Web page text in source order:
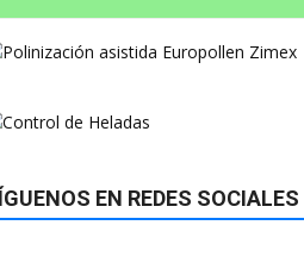
EN REDES SOCIALES